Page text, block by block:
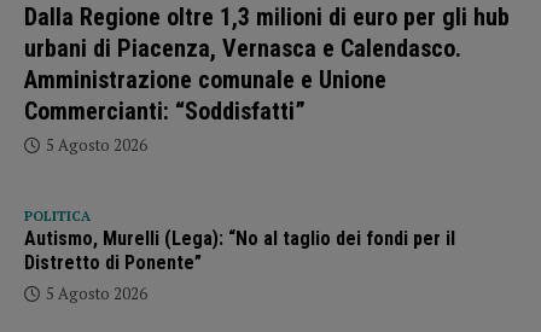
Dalla Regione oltre 1,3 milioni di euro per gli hub
urbani di Piacenza, Vernasca e Calendasco.
Amministrazione comunale e Unione
Commercianti: “Soddisfatti”
5 Agosto 2026
POLITICA
Autismo, Murelli (Lega): “No al taglio dei fondi per il
Distretto di Ponente”
5 Agosto 2026